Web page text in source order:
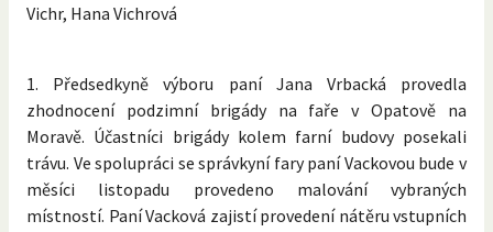
Vichr, Hana Vichrová
1. Předsedkyně výboru paní Jana Vrbacká provedla
zhodnocení podzimní brigády na faře v Opatově na
Moravě. Účastníci brigády kolem farní budovy posekali
trávu. Ve spolupráci se správkyní fary paní Vackovou bude v
měsíci listopadu provedeno malování vybraných
místností. Paní Vacková zajistí provedení nátěru vstupních